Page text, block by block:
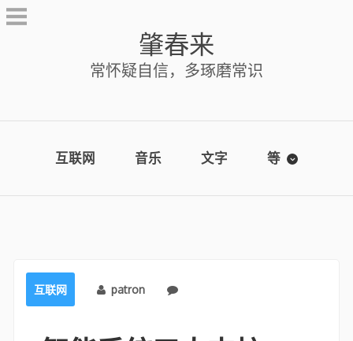
Skip
to
肇春来
常怀疑自信，多琢磨常识
互联网 音乐 文字 等
互联网 patron